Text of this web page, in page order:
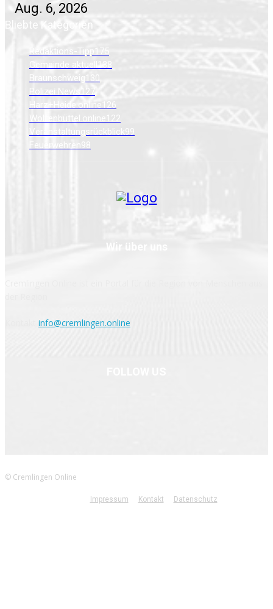
Aug. 6, 2026
Bliebte Kategorien
Redaktions-Tipp 175
Gemeinde aktuell
138
Braunschweig 130
Polizei News 127
Harz+Heide.online 126
Wolfenbüttel.online
122
Veranstaltungsrückblick99
Feuerwehren98
Wir über uns
info@cremlingen.online
© Cremlingen Online
Impressum Kontakt Datenschutz